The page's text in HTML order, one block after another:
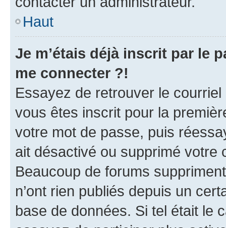
Haut
Je m’étais déjà inscrit par le
me connecter ?!
Essayez de retrouver le
vous êtes inscrit pour la
votre mot de passe, puis
ait désactivé ou supprimé votre
Beaucoup de forums
n’ont rien publiés depuis un
base de données. Si tel était le